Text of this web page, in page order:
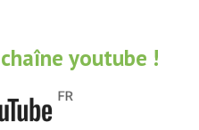
youtube !